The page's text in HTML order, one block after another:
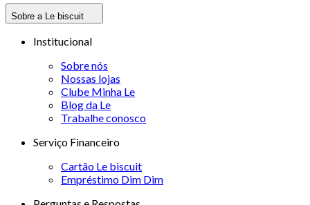
Sobre a Le biscuit
Institucional
Sobre nós
Nossas lojas
Clube Minha Le
Blog da Le
Trabalhe conosco
Serviço Financeiro
Cartão Le biscuit
Empréstimo Dim Dim